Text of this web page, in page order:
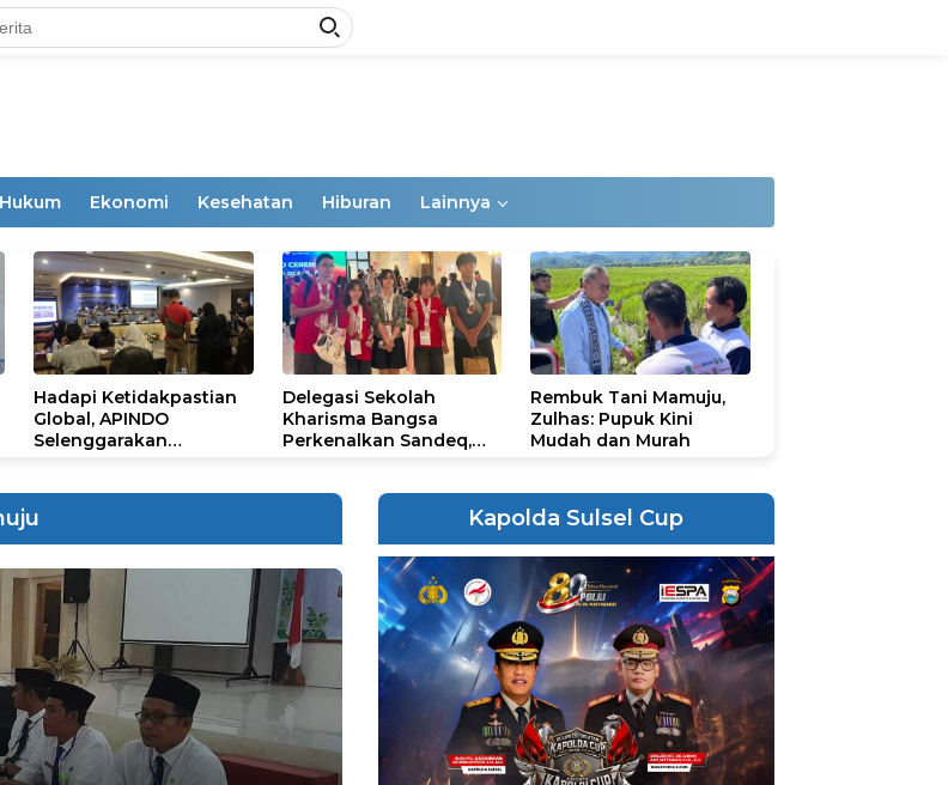
Hukum Ekonomi Kesehatan Hiburan Lainnya
Hadapi Ketidakpastian
Global, APINDO
Selenggarakan
Nasional
Delegasi Sekolah
Kharisma Bangsa
Perkenalkan Sandeq,
STEAM Olympiad 2026
Rembuk Tani Mamuju,
Zulhas: Pupuk Kini
Mudah dan Murah
Kapolda Sulsel Cup